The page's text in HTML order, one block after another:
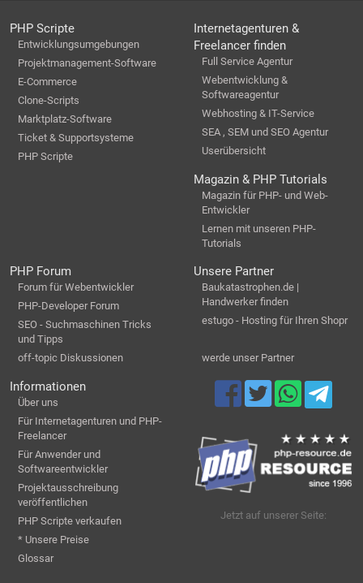
PHP Scripte
Entwicklungsumgebungen
Projektmanagement-Software
E-Commerce
Clone-Scripts
Marktplatz-Software
Ticket & Supportsysteme
PHP Scripte
Internetagenturen &
Freelancer finden
Full Service Agentur
Webentwicklung &
Softwareagentur
Webhosting & IT-Service
SEA , SEM und SEO Agentur
Userübersicht
Magazin & PHP Tutorials
Magazin für PHP- und Web-
Entwickler
Lernen mit unseren PHP-
Tutorials
PHP Forum
Forum für Webentwickler
PHP-Developer Forum
SEO - Suchmaschinen Tricks
und Tipps
off-topic Diskussionen
Unsere Partner
Baukatastrophen.de |
Handwerker finden
estugo - Hosting für Ihren Shopr
werde unser Partner
Informationen
Über uns
Für Internetagenturen und PHP-
Freelancer
Für Anwender und
Softwareentwickler
Projektausschreibung
veröffentlichen
PHP Scripte verkaufen
* Unsere Preise
Glossar
Jetzt auf unserer Seite: